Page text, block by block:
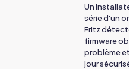
Un
série d'un
Fritz
firmware
problème
jour